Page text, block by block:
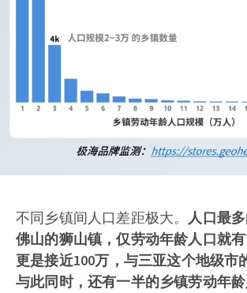
不同乡镇间人口差距极大。 人口最
佛山的狮山镇，仅劳动年龄人口就
更是接近100万，与三亚这个地级市
与此同时，还有一半的乡镇劳动年